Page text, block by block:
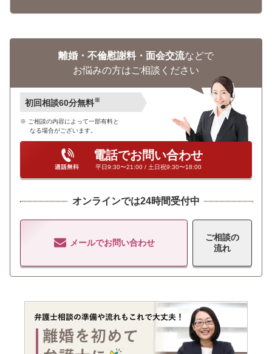
離婚・不倫慰謝料・面会交流などで
お悩みの方はご相談ください
初回相談60分無料※
ご相談の内容によって一部有料と
なる場合がございます。
電話でお問い合わせ
平日9:30〜21:00 / 土日祝9:30〜18:00
オンラインでは24時間受付中
メールでお問い合わせ
ご相談の
流れ